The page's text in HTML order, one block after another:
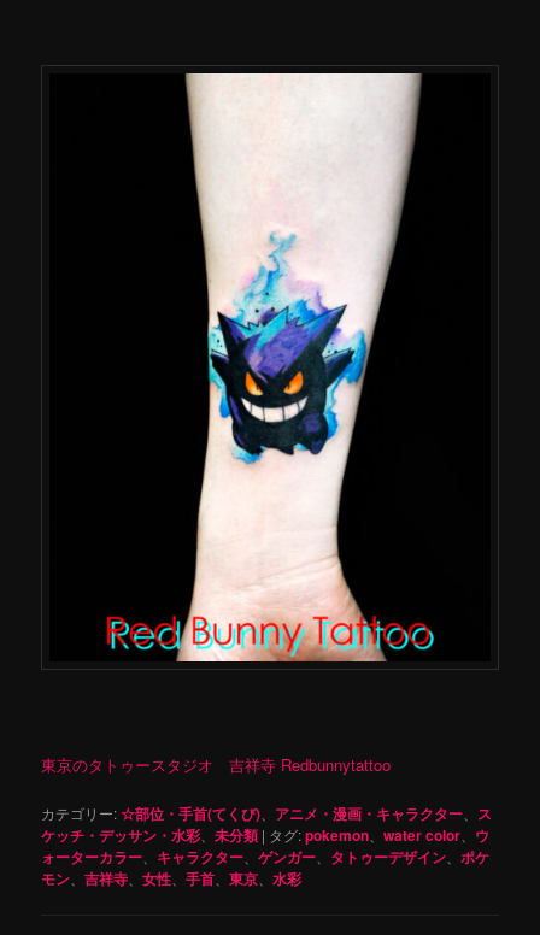
東京のタトゥースタジオ 吉祥寺 Redbunnytattoo
カテゴリー:☆部位・手首(てくび) アニメ・漫画・キャラクター
ス
ケッチ・デッサン・水彩 、未分類 | タグ:pokemon 、water color
ウ
ォーターカラー
キャラクター 、ゲンガー タトゥーデザイン
ポケ
モン 、吉祥寺 、女性 、手首 、東京 、水彩